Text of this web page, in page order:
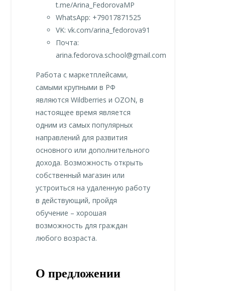
t.me/Arina_FedorovaMP
WhatsApp: +79017871525
VK: vk.com/arina_fedorova91
Почта:
arina.fedorova.school@gmail.com
Работа с маркетплейсами,
самыми крупными в РФ
являются Wildberries и OZON, в
настоящее время является
одним из самых популярных
направлений для развития
основного или дополнительного
дохода. Возможность открыть
собственный магазин или
устроиться на удаленную работу
в действующий, пройдя
обучение – хорошая
возможность для граждан
любого возраста.
О предложении